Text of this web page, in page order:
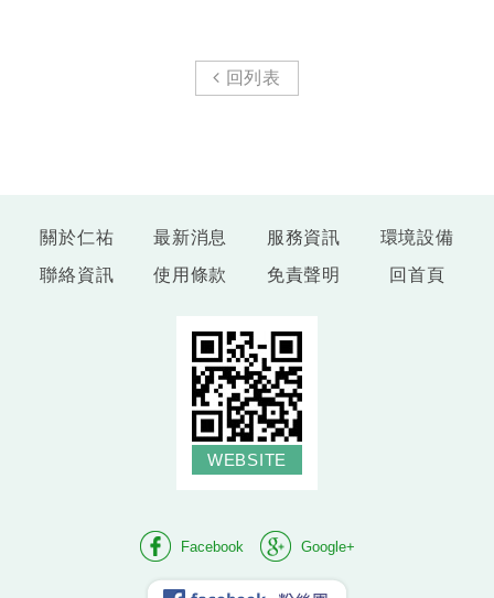
回列表
關於仁祐 最新消息 服務資訊
環境設備
聯絡資訊
使用條款 免責聲明 回首頁
WEBSITE
Facebook Google+